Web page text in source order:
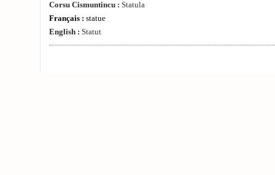
Corsu Cismuntincu : Statula
Français : statue
English : Statut